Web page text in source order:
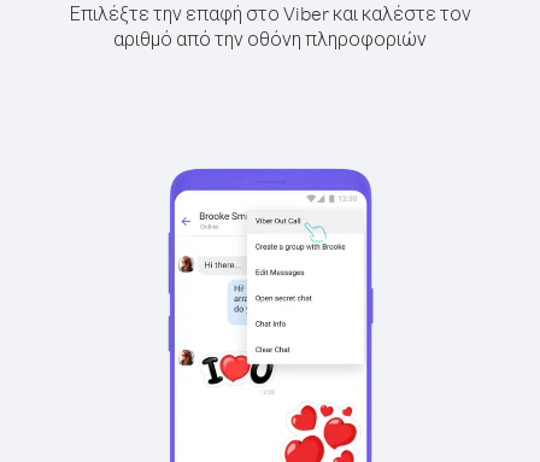
Επιλέξτε την επαφή στο Viber και καλέστε τον
αριθμό από την οθόνη πληροφοριών